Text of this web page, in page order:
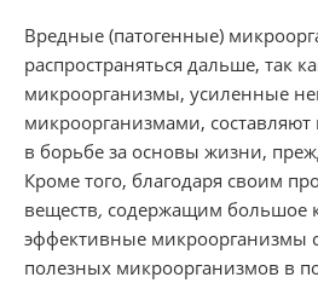
Вредные (патогенные)
распространяться дальше, так
микроорганизмы, усиленные
микроорганизмами,
в борьбе за основы жизни,
Кроме того, благодаря своим
веществ, содержащим большое
эффективные микроорганизмы
полезных микроорганизмов в